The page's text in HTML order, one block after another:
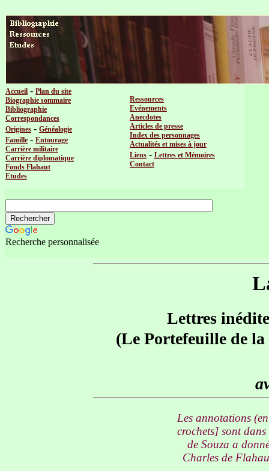
Accueil - Plan du site
Biographie sommaire
Bibliographie
Correspondances
Origines - Généalogie
Famille - Entourage
Carrière militaire
Carrière diplomatique
Fonds Flahaut
Etudes
Ressources
Evénements
Anecdotes
Articles de presse
Index des personnages
Actualités et mises à jour
Liens - Lettres et Mémoires
Contact
Recherche personnalisée
Lettres
(Le Portefeuille de
Les annotations
crochets] sont
de Souza a
Charles de